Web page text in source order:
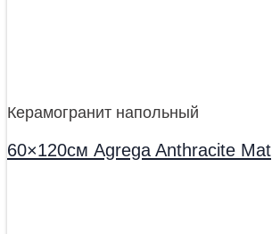
Керамогранит напольный
60×120см Agrega Anthracite Mat